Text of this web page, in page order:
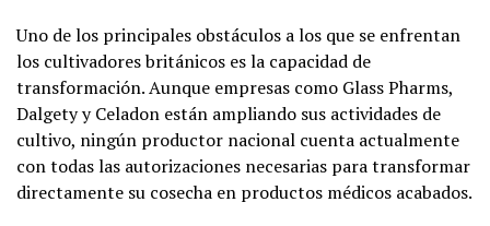
Uno de los principales obstáculos a los que se enfrentan
los cultivadores británicos es la capacidad de
transformación. Aunque empresas como Glass Pharms,
Dalgety y Celadon están ampliando sus actividades de
cultivo, ningún productor nacional cuenta actualmente
con todas las autorizaciones necesarias para transformar
directamente su cosecha en productos médicos acabados.